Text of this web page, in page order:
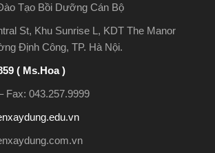
Tạo Bồi Dưỡng Cán Bộ
St, Khu Sunrise L, KDT The Manor
Định Công, TP. Hà Nội.
( Ms.Hoa )
Fax: 043.257.9999